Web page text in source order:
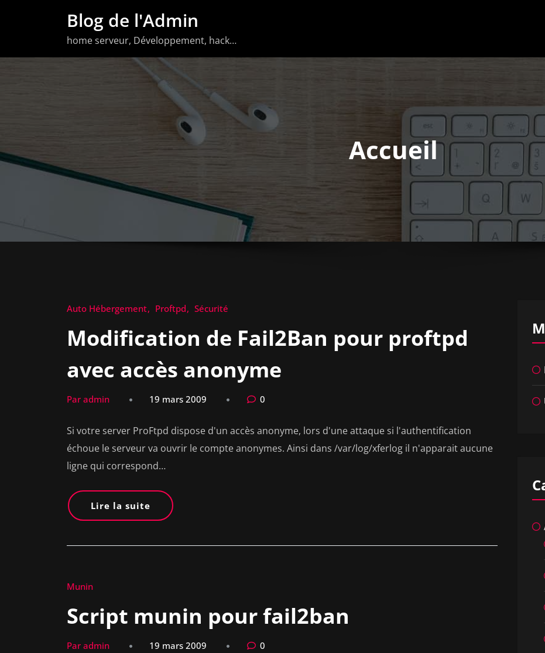
Blog de l'Admin
home serveur, Développement, hack…
Accueil
Auto Hébergement Proftpd Sécurité
Modification de Fail2Ban pour proftpd
avec accès anonyme
Par admin 19 mars 2009 0
Si votre server ProFtpd dispose d'un accès anonyme, lors d'une attaque si l'authentification
échoue le serveur va ouvrir le compte anonymes. Ainsi dans /var/log/xferlog il n'apparait aucune
ligne qui correspond…
Lire la suite
Munin
Script munin pour fail2ban
Par admin 19 mars 2009 0